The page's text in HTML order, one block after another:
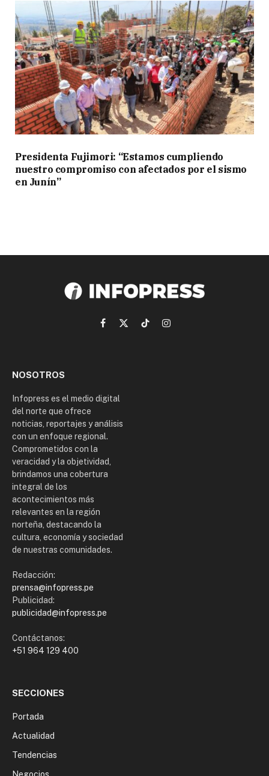
Presidenta Fujimori: “Estamos cumpliendo
nuestro compromiso con afectados por el sismo
en Junín”
Facebook
X
TikTokInstagram
NOSOTROS
Infopress es el medio digital
del norte que ofrece
noticias, reportajes y análisis
con un enfoque regional.
Comprometidos con la
veracidad y la objetividad,
brindamos una cobertura
integral de los
acontecimientos más
relevantes en la región
norteña, destacando la
cultura, economía y sociedad
de nuestras comunidades.
Redacción:
prensa@infopress.pe
Publicidad:
publicidad@infopress.pe
Contáctanos:
+51 964 129 400
SECCIONES
Portada
Actualidad
Tendencias